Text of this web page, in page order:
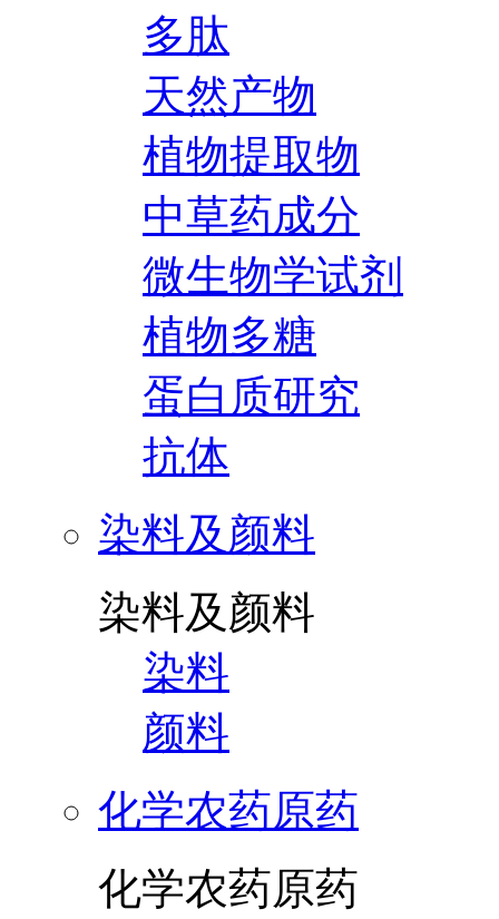
多肽
天然产物
植物提取物
中草药成分
微生物学试剂
植物多糖
蛋白质研究
抗体
染料及颜料
染料及颜料
染料
颜料
化学农药原药
化学农药原药